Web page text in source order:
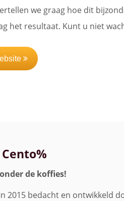
we graag hoe dit
het resultaat. Kunt u niet
de koffies!
2015 bedacht en ontwikkeld